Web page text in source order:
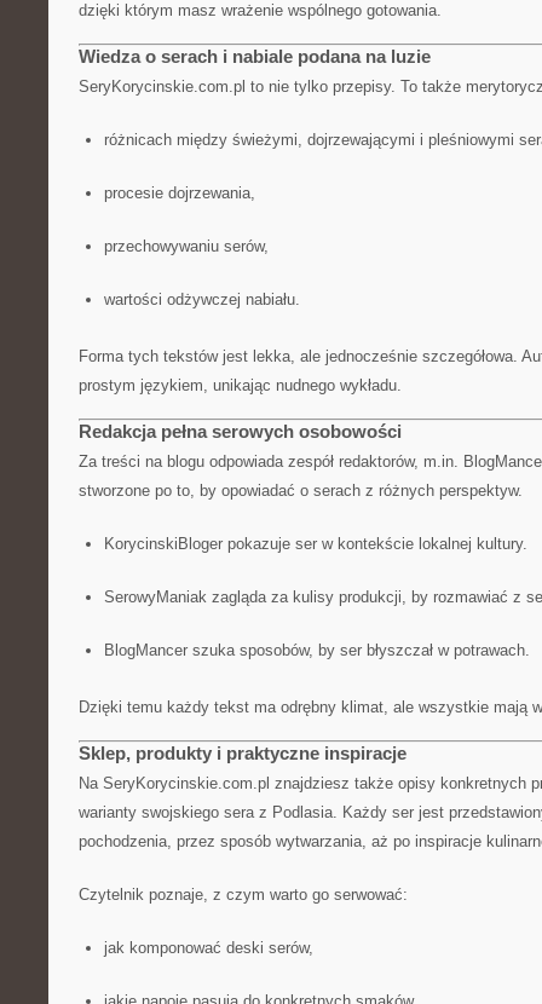
dzięki którym masz wrażenie wspólnego gotowania.
Wiedza o serach i nabiale podana na luzie
SeryKorycinskie.com.pl to nie tylko przepisy. To także
różnicach między świeżymi, dojrzewającymi i pleśniowymi
procesie dojrzewania,
przechowywaniu serów,
wartości odżywczej nabiału.
Forma tych tekstów jest lekka, ale jednocześnie szczegółowa.
prostym językiem, unikając nudnego wykładu.
Redakcja pełna serowych osobowości
Za treści na blogu odpowiada zespół redaktorów, m.in.
stworzone po to, by opowiadać o serach z różnych perspektyw.
KorycinskiBloger pokazuje ser w kontekście lokalnej kultury.
SerowyManiak zagląda za kulisy produkcji, by rozmawiać z
BlogMancer szuka sposobów, by ser błyszczał w potrawach.
Dzięki temu każdy tekst ma odrębny klimat, ale wszystkie mają
Sklep, produkty i praktyczne inspiracje
Na SeryKorycinskie.com.pl znajdziesz także opisy konkretnych
warianty swojskiego sera z Podlasia. Każdy ser jest
pochodzenia, przez sposób wytwarzania, aż po inspiracje
Czytelnik poznaje, z czym warto go serwować:
jak komponować deski serów,